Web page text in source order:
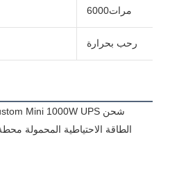
مرات6000
رحب بحرارة